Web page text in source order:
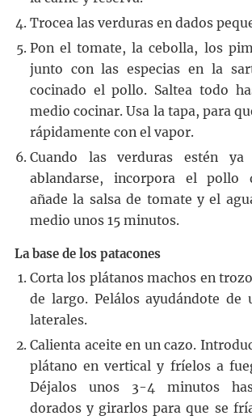
Trocea las verduras en dados
Pon el tomate, la cebolla, los
junto con las especias en la
cocinado el pollo. Saltea todo
medio cocinar. Usa la tapa, para
rápidamente con el vapor.
Cuando las verduras estén ya
ablandarse, incorpora el pollo
añade la salsa de tomate y el
medio unos 15 minutos.
La base de los patacones
Corta los plátanos machos en
de largo. Pelálos ayudándote de
laterales.
Calienta aceite en un cazo.
plátano en vertical y fríelos a
Déjalos unos 3-4 minutos
dorados y girarlos para que se